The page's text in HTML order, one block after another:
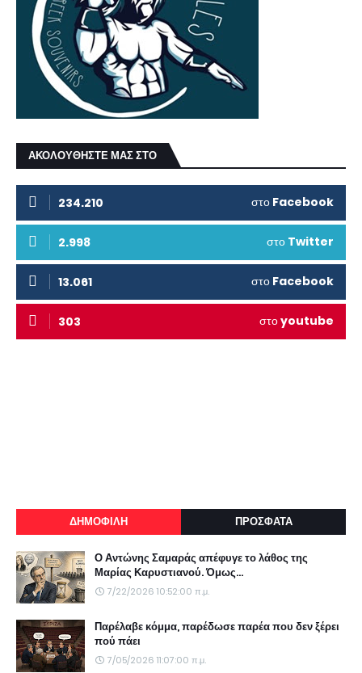
ΑΚΟΛΟΥΘΗΣΤΕ ΜΑΣ ΣΤΟ
234.210 στο Facebook
2.998 στο Twitter
13.061 στο Facebook
303 στοyoutube
ΔΗΜΟΦΙΛΗ ΠΡΟΣΦΑΤΑ
Ο Αντώνης Σαμαράς απέφυγε το λάθος της
Μαρίας Καρυστιανού. Όμως...
7/22/2026 10:52:00 π.μ.
Παρέλαβε κόμμα, παρέδωσε παρέα που δεν ξέρει
πού πάει
7/05/2026 11:07:00 π.μ.